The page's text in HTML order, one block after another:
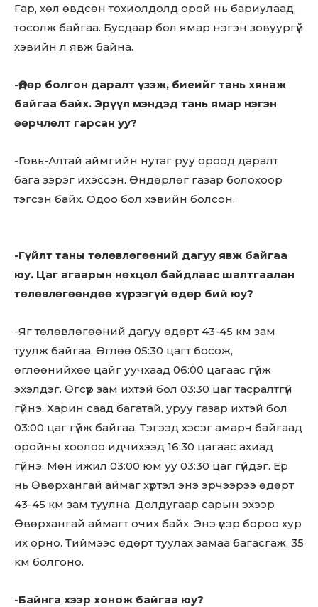
Гар, хөл өвдсөн тохиолдолд орой нь бариулаад,
тосолж байгаа. Бусдаар бол ямар нэгэн зовуургүй
хэвийн л явж байна.
-Өдөр болгон даралт үзэж, биеийг тань хянаж
байгаа байх. Эрүүл мэндэд тань ямар нэгэн
өөрчлөлт гарсан уу?
-Говь-Алтай аймгийн нутаг руу ороод даралт
бага зэрэг ихэссэн. Өндөрлөг газар болохоор
тэгсэн байх. Одоо бол хэвийн болсон.
-Гүйлт таны төлөвлөгөөний дагуу явж байгаа
юу. Цаг агаарын нөхцөл байдлаас шалтгаалан
төлөвлөгөөндөө хүрээгүй өдөр бий юу?
-Яг төлөвлөгөөний дагуу өдөрт 43-45 км зам
туулж байгаа. Өглөө 05:30 цагт босож,
өглөөнийхөө цайг уучхаад 06:00 цагаас гүйж
эхэлдэг. Өгсүүр зам ихтэй бол 03:30 цаг тасралтгүй
гүйнэ. Харин саад багатай, уруу газар ихтэй бол
03:00 цаг гүйж байгаа. Тэгээд хэсэг амарч байгаад
оройны хоолоо идчихээд 16:30 цагаас ахиад
гүйнэ. Мөн ижил 03:00 юм уу 03:30 цаг гүйдэг. Ер
нь Өвөрхангай аймаг хүртэл энэ эрчээрээ өдөрт
43-45 км зам туулна. Долдугаар сарын эхээр
Өвөрхангай аймагт очих байх. Энэ үеэр бороо хур
их орно. Тиймээс өдөрт туулах замаа багасгаж, 35
км болгоно.
-Байнга хээр хонож байгаа юу?